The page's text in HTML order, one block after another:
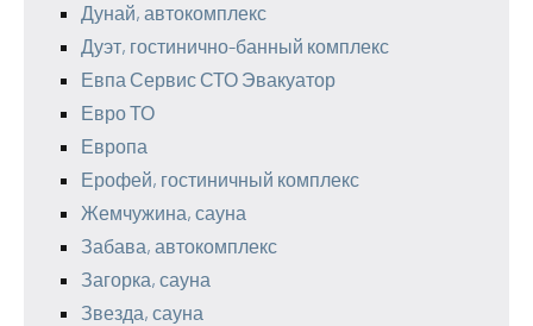
Дунай, автокомплекс
Дуэт, гостинично-банный комплекс
Евпа Сервис СТО Эвакуатор
Евро ТО
Европа
Ерофей, гостиничный комплекс
Жемчужина, сауна
Забава, автокомплекс
Загорка, сауна
Звезда, сауна